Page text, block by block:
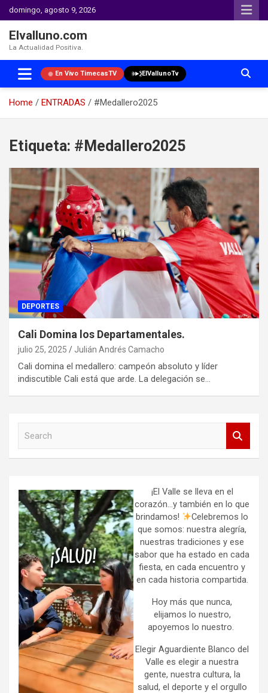
domingo, agosto 9, 2026
Elvalluno.com
La Actualidad Positiva.
En Vivo TimecasTV ElVallunoTv
Home ENTRADAS
#Medallero2025
content
Etiqueta: #Medallero2025
DEPORTES
Cali Domina los Departamentales.
julio 25, 2025 Julián Andrés Camacho
Cali domina el medallero: campeón absoluto y líder
indiscutible Cali está que arde. La delegación se…
h
¡El Valle se lleva en el
corazón…y también en lo que
brindamos!
Celebremos lo
que somos: nuestra alegría,
nuestras tradiciones y ese
sabor que ha estado en cada
fiesta, en cada encuentro y
en cada historia compartida.
Hoy más que nunca,
elijamos lo nuestro,
apoyemos lo nuestro.
Elegir Aguardiente Blanco del
Valle es elegir a nuestra
gente, nuestra cultura, la
salud, el deporte y el orgullo